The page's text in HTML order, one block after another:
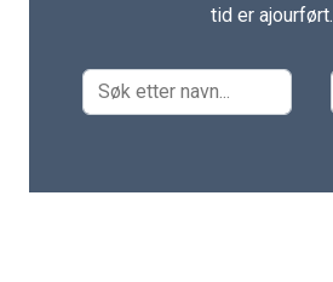
tid er ajourført.